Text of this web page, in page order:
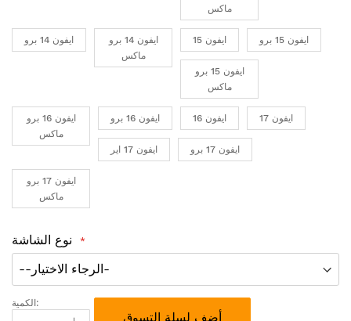
ماكس
ايفون 14 برو
ايفون 14 برو
ماكس
ايفون 15 ايفون 15 برو
ايفون 15 برو
ماكس
ايفون 16 برو
ماكس
ايفون 16 برو ايفون 16 ايفون 17
ايفون 17 اير ايفون 17 برو
ايفون 17 برو
ماكس
الكمية:
أضف لسلة التسوق